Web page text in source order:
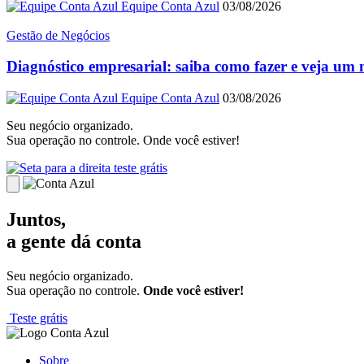
Equipe Conta Azul 03/08/2026
Gestão de Negócios
Diagnóstico empresarial: saiba como fazer e veja um
Equipe Conta Azul 03/08/2026
Seu negócio organizado.
Sua operação no controle. Onde você estiver!
teste grátis
Juntos,
a gente dá conta
Seu negócio organizado.
Sua operação no controle. Onde você estiver!
Teste grátis
Sobre